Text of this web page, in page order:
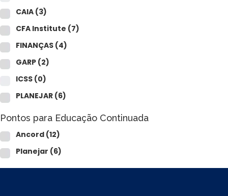
CAIA (3)
CFA Institute (7)
FINANÇAS (4)
GARP (2)
ICSS (0)
PLANEJAR (6)
Pontos para Educação Continuada
Ancord (12)
Planejar (6)